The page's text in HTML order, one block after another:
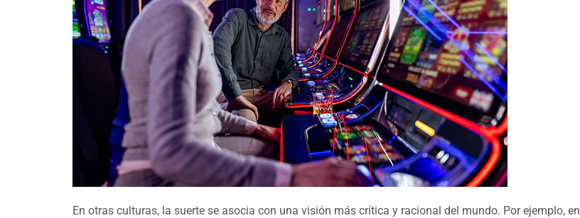
En otras culturas, la suerte se asocia con una visión más crítica y racional del mundo. Por ejemplo, en